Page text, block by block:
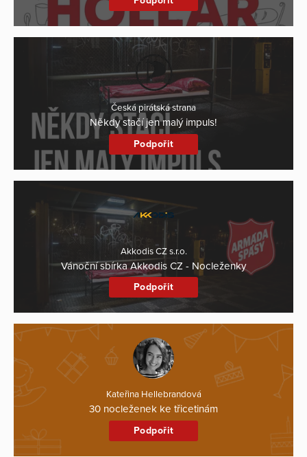
Česká pirátská strana
Někdy stačí jen malý impuls!
Podpořit
Akkodis CZ s.r.o.
Vánoční sbírka Akkodis CZ - Nocleženky
Podpořit
Kateřina Hellebrandová
30 nocleženek ke třicetinám
Podpořit